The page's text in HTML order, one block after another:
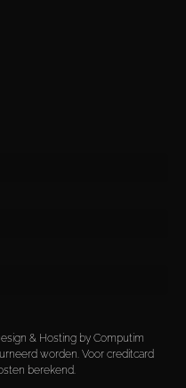
& Hosting by Computim
worden. Voor creditcard
berekend.